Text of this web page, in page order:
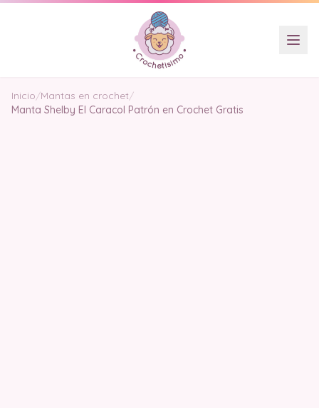
Inicio/Mantas en crochet/
Manta Shelby El Caracol Patrón en Crochet Gratis